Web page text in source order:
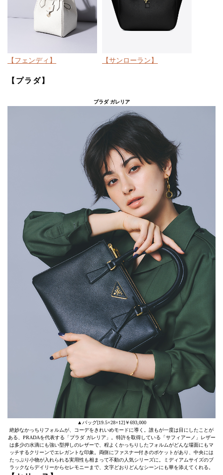
【フェンディ】 【サンローラン】
【プラダ】
プラダ ガレリア
▲バッグ[19.5×28×12]￥693,000
絶妙なかっちりフォルムが、コーデをきれいめモードに導く。誰もが一度は目にしたことが
ある、PRADAを代表する「プラダ ガレリア」。特許を取得している「サフィアーノ」レザー
は多少の水滴にも強い型押しのレザーで、程よくかっちりしたフォルムがどんな場面にもマ
ッチするクリーンでエレガントな印象。両側にファスナー付きのポケットがあり、中央には
たっぷり小物が入れられる実用性も相まって不動の人気シリーズに。ミディアムサイズのブ
ラックならデイリーからセレモニーまで、文字どおりどんなシーンにも華を添えてくれる。